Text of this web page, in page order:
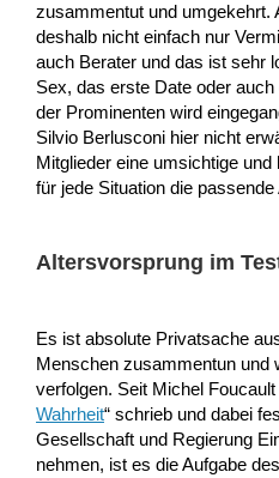
zusammentut und umgekehrt.
deshalb nicht einfach nur
auch Berater und das ist sehr
Sex, das erste Date oder
der Prominenten wird
Silvio Berlusconi hier nicht
Mitglieder eine umsichtige
für jede Situation die
Altersvorsprung im
Es ist absolute Privatsache
Menschen zusammentun und
verfolgen. Seit Michel Foucault
Wahrheit“ schrieb und dabei
Gesellschaft und Regierung
nehmen, ist es die Aufgabe